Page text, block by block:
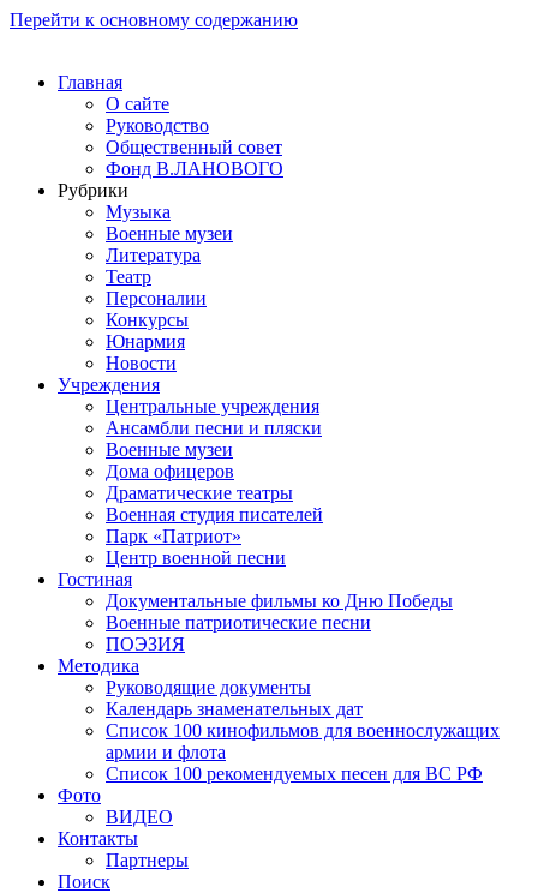
Перейти к основному содержанию
Главная
О сайте
Руководство
Общественный совет
Фонд В.ЛАНОВОГО
Рубрики
Музыка
Военные музеи
Литература
Театр
Персоналии
Конкурсы
Юнармия
Новости
Учреждения
Центральные учреждения
Ансамбли песни и пляски
Военные музеи
Дома офицеров
Драматические театры
Военная студия писателей
Парк «Патриот»
Центр военной песни
Гостиная
Документальные фильмы ко Дню Победы
Военные патриотические песни
ПОЭЗИЯ
Методика
Руководящие документы
Календарь знаменательных дат
Список 100 кинофильмов для военнослужащих
армии и флота
Список 100 рекомендуемых песен для ВС РФ
Фото
ВИДЕО
Контакты
Партнеры
Поиск